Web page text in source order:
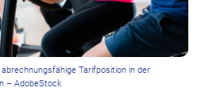
Tarifposition in der
– AdobeStock